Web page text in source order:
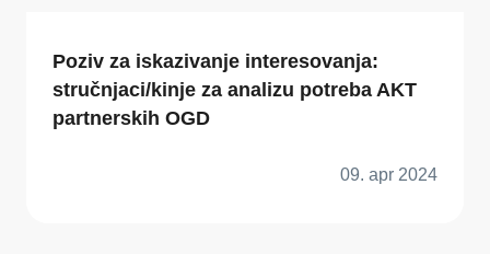
Poziv za iskazivanje interesovanja:
stručnjaci/kinje za analizu potreba AKT
partnerskih OGD
09. apr 2024